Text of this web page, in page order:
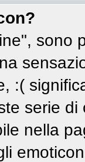
sono
:(
serie
nella